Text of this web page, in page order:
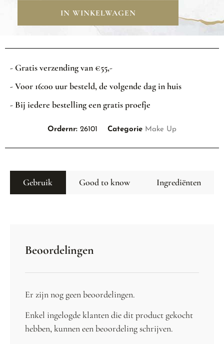
IN WINKELWAGEN
- Gratis verzending van €55,-
- Voor 16:00 uur besteld, de volgende dag in huis
- Bij iedere bestelling een gratis proefje
Ordernr: 26101 Categorie Make Up
Gebruik Good to know Ingrediënten
Beoordelingen
Er zijn nog geen beoordelingen.
Enkel ingelogde klanten die dit product gekocht
hebben, kunnen een beoordeling schrijven.